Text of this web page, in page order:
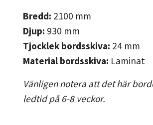
Bredd: 2100 mm
Djup: 930 mm
Tjocklek bordsskiva: 24 mm
Material bordsskiva: Laminat
Vänligen notera att det här
ledtid på 6-8 veckor.